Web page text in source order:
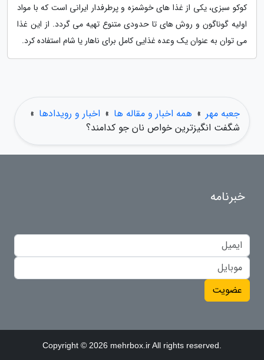
کوکو سبزی، یکی از غذا های خوشمزه و پرطرفدار ایرانی است که با مواد
اولیه گوناگون و روش های تا حدودی متنوع تهیه می گردد. از این غذا
می توان به عنوان یک وعده غذایی کامل برای ناهار یا شام استفاده کرد.
جعبه مهر » همه اخبار و مقاله ها » اخبار و رویدادها »
شگفت انگیزترین خواص نان جو کدامند؟
خبرنامه
عضویت
Copyright © 2026 mehrbox.ir All rights reserved.